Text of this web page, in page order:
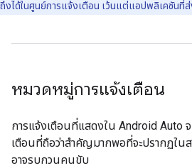
ถึงได้ในศูนย์การแจ้งเตือน เว้นแต่แอปพลิเคชันที่
หมวดหมู่การแจ้งเตือน
การแจ้งเตือนที่แสดงใน Android Auto จ
เตือนที่ถือว่าสำคัญมากพอที่จะปรากฏใน
อาจรบกวนคนขับ